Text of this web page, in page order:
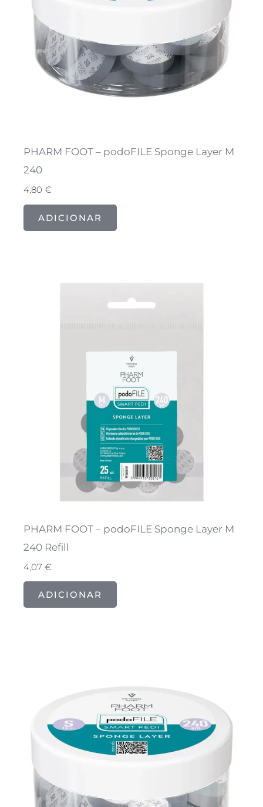
PHARM FOOT – podoFILE Sponge Layer M
240
4,80€
ADICIONAR
PHARM FOOT – podoFILE Sponge Layer M
240 Refill
4,07€
ADICIONAR